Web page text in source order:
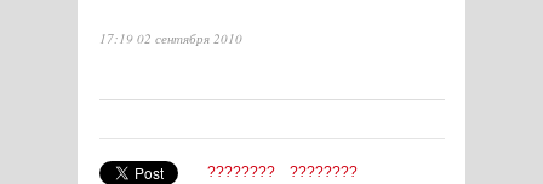
17:19 02 сентября 2010
???????? ????????